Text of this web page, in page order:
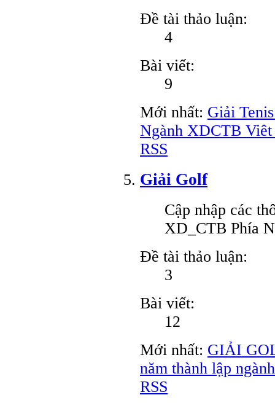
Đề tài thảo luận:
4
Bài viết:
9
Mới nhất: Giải
Ngành XDCTB
RSS
Giải Golf
Cập nhập các
XD_CTB Phía
Đề tài thảo luận:
3
Bài viết:
12
Mới nhất: GIẢI
năm thành lập
RSS